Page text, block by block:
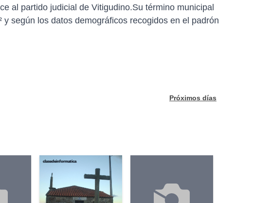
al partido judicial de Vitigudino.Su término municipal
según los datos demográficos recogidos en el padrón
Próximos días
clasedeinformatica